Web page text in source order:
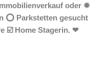
oder ✹
⭕ Parkstetten gesucht
☑️ Home Stagerin. ❤